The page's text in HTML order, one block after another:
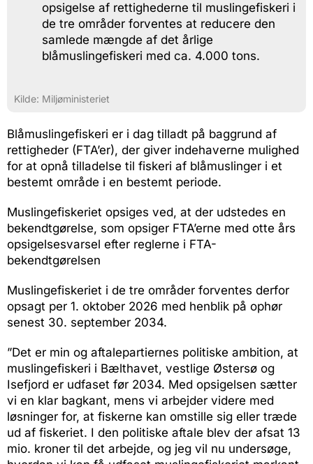
opsigelse af rettighederne til muslingefiskeri i
de tre områder forventes at reducere den
samlede mængde af det årlige
blåmuslingefiskeri med ca. 4.000 tons.
Kilde: Miljøministeriet
Blåmuslingefiskeri er i dag tilladt på baggrund af
rettigheder (FTA’er), der giver indehaverne mulighed
for at opnå tilladelse til fiskeri af blåmuslinger i et
bestemt område i en bestemt periode.
Muslingefiskeriet opsiges ved, at der udstedes en
bekendtgørelse, som opsiger FTA’erne med otte års
opsigelsesvarsel efter reglerne i FTA-
bekendtgørelsen
Muslingefiskeriet i de tre områder forventes derfor
opsagt per 1. oktober 2026 med henblik på ophør
senest 30. september 2034.
”Det er min og aftalepartiernes politiske ambition, at
muslingefiskeri i Bælthavet, vestlige Østersø og
Isefjord er udfaset før 2034. Med opsigelsen sætter
vi en klar bagkant, mens vi arbejder videre med
løsninger for, at fiskerne kan omstille sig eller træde
ud af fiskeriet. I den politiske aftale blev der afsat 13
mio. kroner til det arbejde, og jeg vil nu undersøge,